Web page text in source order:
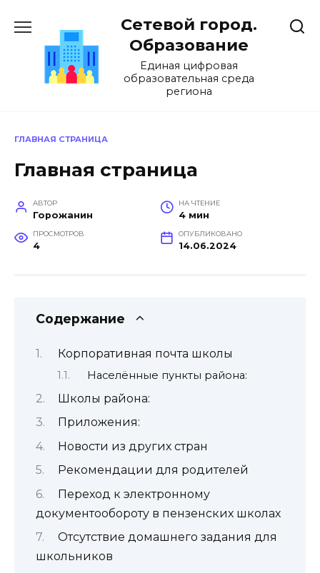
содержанию
Сетевой город.
Образование
Единая цифровая
образовательная среда
региона
ГЛАВНАЯ СТРАНИЦА
Главная страница
АВТОР
Горожанин
НА ЧТЕНИЕ
4 мин
ПРОСМОТРОВ
4
ОПУБЛИКОВАНО
14.06.2024
Содержание
Корпоративная почта школы
Населённые пункты района:
Школы района:
Приложения:
Новости из других стран
Рекомендации для родителей
Переход к электронному
документообороту в пензенских школах
Отсутствие домашнего задания для
школьников